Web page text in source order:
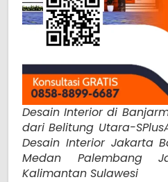
Desain Interior di
dari Belitung Utara-
Desain Interior Jakarta
Medan Palembang
Kalimantan Sulawesi